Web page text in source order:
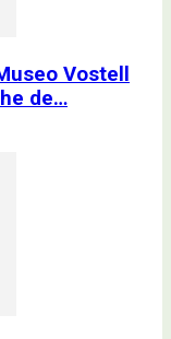
Vostell
de…